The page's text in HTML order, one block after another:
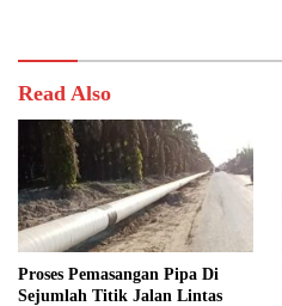
Read Also
Proses Pemasangan Pipa Di
Sejumlah Titik Jalan Lintas